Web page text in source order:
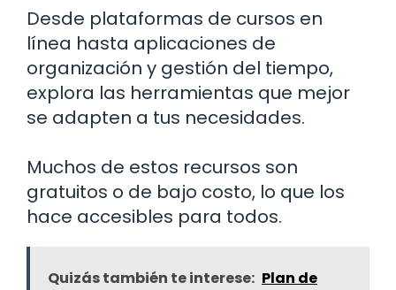
Desde plataformas de cursos en
línea hasta aplicaciones de
organización y gestión del tiempo,
explora las herramientas que mejor
se adapten a tus necesidades.
Muchos de estos recursos son
gratuitos o de bajo costo, lo que los
hace accesibles para todos.
Quizás también te interese: Plan de